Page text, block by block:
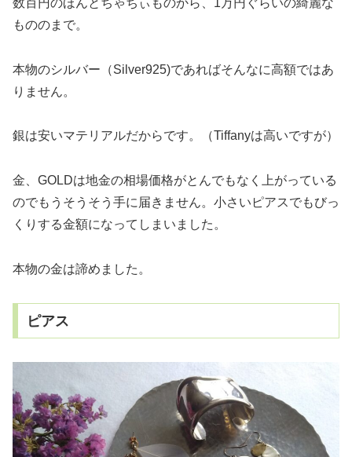
もののまで。
本物のシルバー（Silver925)であればそんなに高額ではあ
りません。
銀は安いマテリアルだからです。（Tiffanyは高いですが）
金、GOLDは地金の相場価格がとんでもなく上がっている
のでもうそうそう手に届きません。小さいピアスでもびっ
くりする金額になってしまいました。
本物の金は諦めました。
ピアス